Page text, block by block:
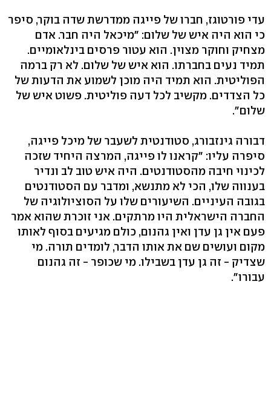
עדי פורטוגז, חברו של פייגה ממדרשת שדה בוקר, סיפר
כי הוא היה איש של שלום: "מיכאל היה חבר. אדם
מצחיק וחוקר מצוין. הוא עטור פרסים בינלאומיים.
תמיד נעים בחברתו. הוא איש של שלום. לא רק ברמה
הפוליטית. הוא תמיד היה מוכן לשמוע את הדעות של
כל הצדדים. מקשיב לכל דעה פוליטית. פשוט איש של
שלום".
דבורה גינזבורג, סטודנטית לשעבר של מיכל פייגה,
סיפרה עליו: "קראנו לו פייגה, המרצה היחיד שזכה
לכינוי חיבה מהסטודנטים. היה איש טוב לב ונדיר
בענווה שלו, הכי לא מתנשא, ומדבר עם הסטודנטים
בגובה העיניים. השיעורים שלו על הסוציולוגיה של
החברה הישראלית היו מרתקים. אני זוכרת שהוא אמר
פעם אין גן עדן ואין גהנום, כולם מגיעים בסוף לאותו
מקום ועושים שם את אותו הדבר, לומדים תורה. מי
שצדיק - זה גן עדן בשבילו. מי שכופר - זה גהנום
עבורו".